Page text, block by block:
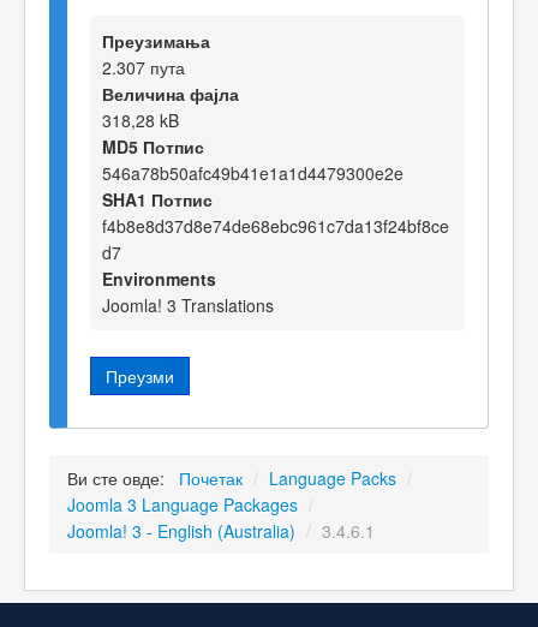
Преузимања
2.307 пута
Величина фајла
318,28 kB
MD5 Потпис
546a78b50afc49b41e1a1d4479300e2e
SHA1 Потпис
f4b8e8d37d8e74de68ebc961c7da13f24bf8ce
d7
Environments
Joomla! 3 Translations
Преузми
Ви сте овде: Почетак / Language Packs /
Joomla 3 Language Packages /
Joomla! 3 - English (Australia) / 3.4.6.1